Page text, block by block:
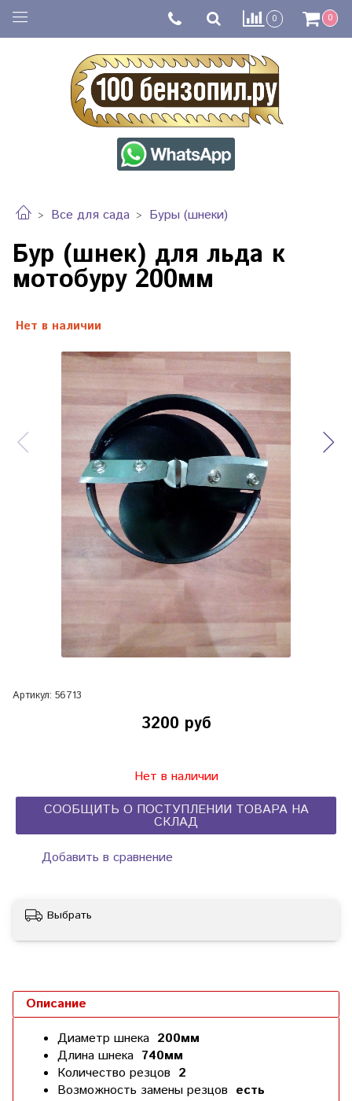
0 0
Все для сада Буры (шнеки)
Бур (шнек) для льда к
мотобуру 200мм
Нет в наличии
Артикул: 56713
3200 руб
Нет в наличии
СООБЩИТЬ О ПОСТУПЛЕНИИ ТОВАРА НА
СКЛАД
Добавить в сравнение
Выбрать
Описание
Диаметр шнека 200мм
Длина шнека 740мм
Количество резцов 2
Возможность замены резцов есть